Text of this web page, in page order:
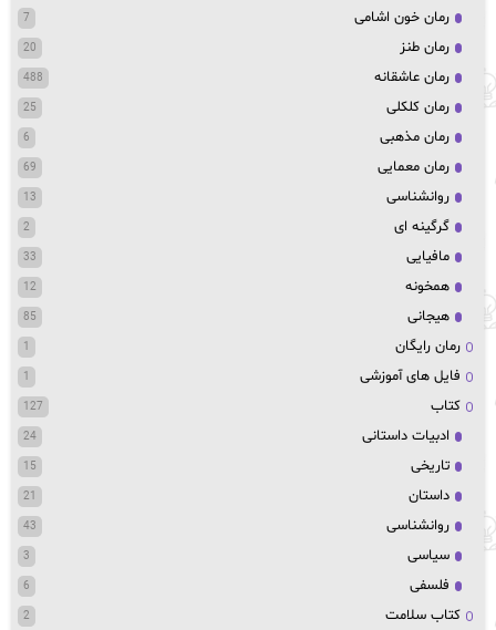
رمان خون اشامی 7
رمان طنز 20
رمان عاشقانه 488
رمان کلکلی 25
رمان مذهبی 6
رمان معمایی 69
روانشناسی 13
گرگینه ای 2
مافیایی 33
همخونه 12
هیجانی 85
رمان رایگان 1
فایل های آموزشی 1
کتاب 127
ادبیات داستانی 24
تاریخی 15
داستان 21
روانشناسی 43
سیاسی 3
فلسفی 6
کتاب سلامت 2